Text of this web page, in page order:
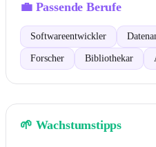
💼 Passende Berufe
Softwareentwickler
Forscher Bibliothekar
🌱 Wachstumstipps